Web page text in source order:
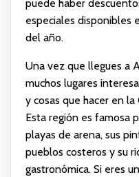
puede haber
especiales disponibles
del año.
Una vez que llegues a
muchos lugares
y cosas que hacer en la
Esta región es famosa
playas de arena, sus
pueblos costeros y su
gastronómica. Si eres